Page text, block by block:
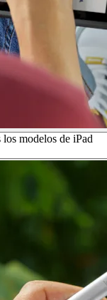
modelos de iPad